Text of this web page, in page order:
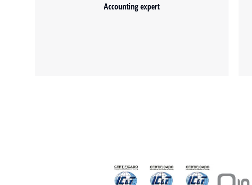
Accounting expert